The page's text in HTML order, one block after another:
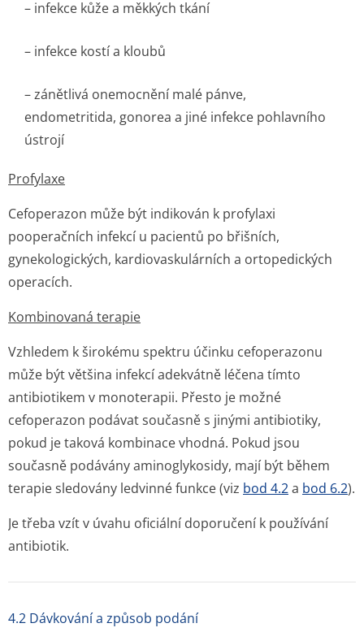
– infekce kůže a měkkých tkání
– infekce kostí a kloubů
– zánětlivá onemocnění malé pánve,
endometritida, gonorea a jiné infekce pohlavního
ústrojí
Profylaxe
Cefoperazon může být indikován k profylaxi
pooperačních infekcí u pacientů po břišních,
gynekologických, kardiovaskulárních a ortopedických
operacích.
Kombinovaná terapie
Vzhledem k širokému spektru účinku cefoperazonu
může být většina infekcí adekvátně léčena tímto
antibiotikem v monoterapii. Přesto je možné
cefoperazon podávat současně s jinými antibiotiky,
pokud je taková kombinace vhodná. Pokud jsou
současně podávány aminoglykosidy, mají být během
terapie sledovány ledvinné funkce (viz bod 4.2a bod 6.2).
Je třeba vzít v úvahu oficiální doporučení k používání
antibiotik.
4.2 Dávkování a způsob podání